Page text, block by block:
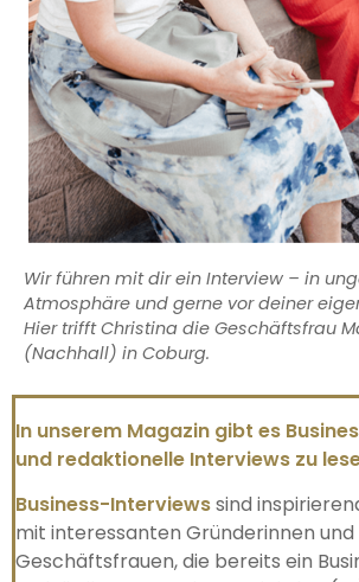
Wir führen mit dir ein Interview – in
Atmosphäre und gerne vor deiner
Hier trifft Christina die Geschäftsfrau
(Nachhall) in Coburg.
In unserem Magazin gibt es
und redaktionelle Interviews zu
Business-Interviewssind
mit interessanten Gründerinnen und
Geschäftsfrauen, die bereits ein